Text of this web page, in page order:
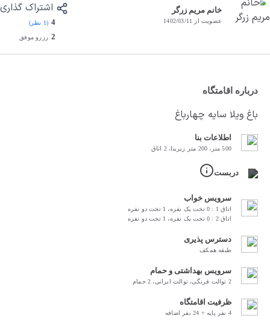
خانم مریم زرگر
عضویت از 1402/03/11
اشتراک گذاری
4 (1 نظر)
2 رزرو موفق
درباره اقامتگاه
باغ ویلا سایه چهارباغ
اطلاعات بنا
500 متر، 200 متر زیربنا، 2 اتاق
دربست
سرویس خواب
اتاق 1 : 0 تخت یک نفره، 1 تخت دو نفره
اتاق 2 : 0 تخت یک نفره، 1 تخت دو نفره
دسترس پذیری
طبقه همکف
سرویس بهداشتی و حمام
2 توالت فرنگی، توالت ایرانی، 2 حمام
ظرفیت اقامتگاه
4 نفر پایه + 24 نفر اضافه